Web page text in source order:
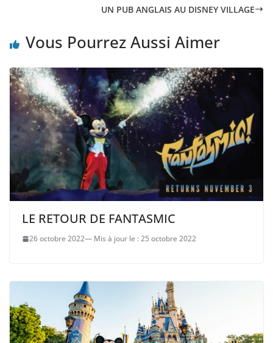
UN PUB ANGLAIS AU DISNEY VILLAGE
Vous Pourrez Aussi Aimer
LE RETOUR DE FANTASMIC
26 octobre 2022 25 octobre 2022